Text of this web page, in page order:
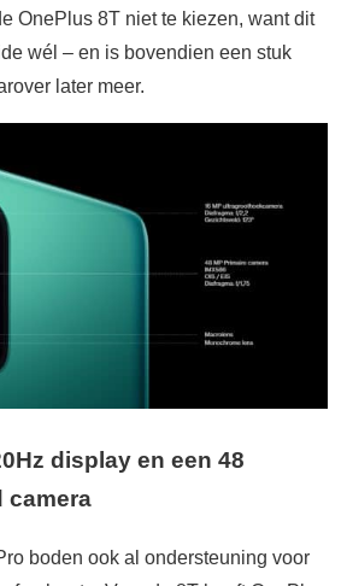
OnePlus 8T niet te kiezen, want dit
wél – en is bovendien een stuk
later meer.
display en een 48
camera
boden ook al ondersteuning voor